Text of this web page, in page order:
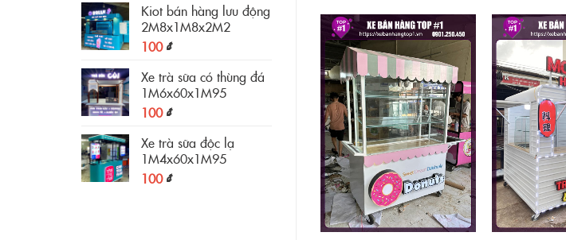
Kiot bán hàng lưu động
2M8x1M8x2M2
100₫
Xe trà sữa có thùng đá
1M6x60x1M95
100₫
Xe trà sữa độc lạ
1M4x60x1M95
100₫